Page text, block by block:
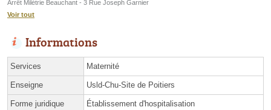
Arrêt Milétrie Beauchant - 3 Rue Joseph Garnier
Voir tout
Informations
Services Maternité
Enseigne Usld-Chu-Site de Poitiers
Forme juridique Établissement d'hospitalisation